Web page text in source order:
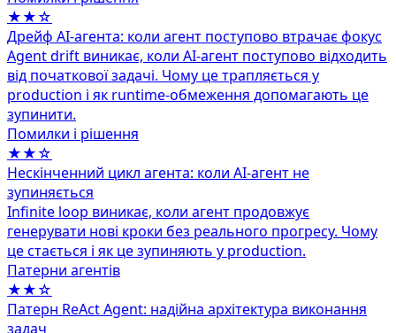
★★☆
Дрейф AI-агента: коли агент поступово втрачає фокус
Agent drift виникає, коли AI-агент поступово відходить
від початкової задачі. Чому це трапляється у
production і як runtime-обмеження допомагають це
зупинити.
Помилки і рішення
★★☆
Нескінченний цикл агента: коли AI-агент не
зупиняється
Infinite loop виникає, коли агент продовжує
генерувати нові кроки без реального прогресу. Чому
це стається і як це зупиняють у production.
Патерни агентів
★★☆
Патерн ReAct Agent: надійна архітектура виконання
задач